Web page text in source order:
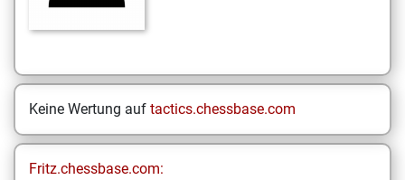
Keine Wertung auf tactics.chessbase.com
Fritz.chessbase.com: